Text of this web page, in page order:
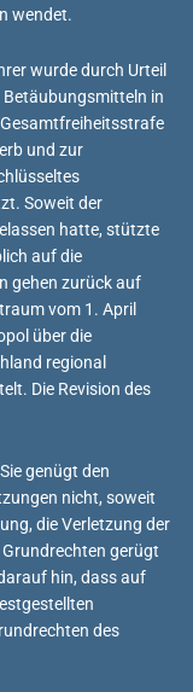
wendet.
wurde durch Urteil
in
und zur
Soweit der
hatte, stützte
auf die
gehen zurück auf
vom 1. April
über die
regional
Die Revision des
genügt den
nicht, soweit
die Verletzung der
gerügt
hin, dass auf
des